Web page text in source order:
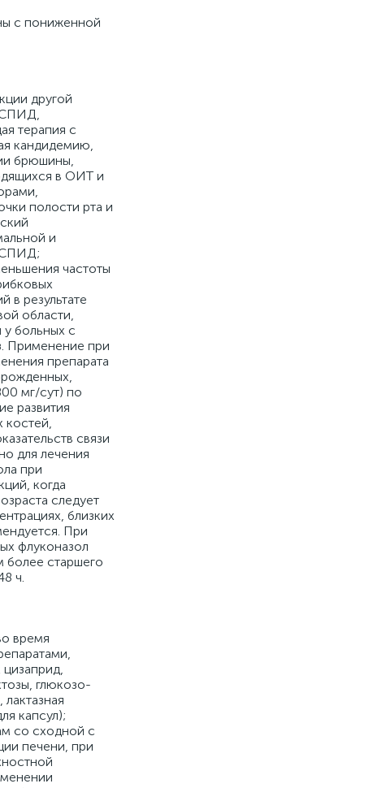
с пониженной
другой
СПИД,
терапия с
кандидемию,
брюшины,
в ОИТ и
полости рта и
и
СПИД;
частоты
в результате
области,
больных с
Применение при
препарата
мг/сут) по
развития
костей,
связи
для лечения
при
когда
следует
близких
При
флуконазол
более старшего
ч.
время
глюкозо-
капсул);
со сходной с
печени, при